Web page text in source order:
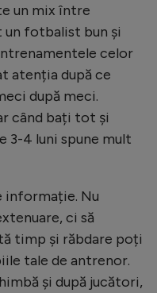
un mix între
fotbalist bun și
celor
atenția după ce
după meci.
când bați tot și
3-4 luni spune mult
informație. Nu
ci să
timp și răbdare poți
tale de antrenor.
și după jucători,